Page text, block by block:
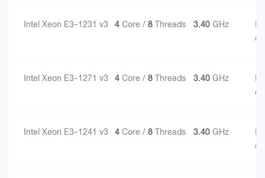
Intel Xeon E3-1231 v3 4Core /8Threads 3.40GHz
Intel Xeon E3-1271 v3 4Core /8Threads 3.40GHz
Intel Xeon E3-1241 v3 4Core /8Threads 3.40GHz